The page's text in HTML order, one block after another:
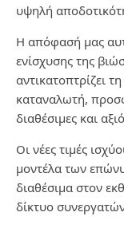
υψηλή
Η απόφασή μας
ενίσχυσης της
αντικατοπτρίζει
καταναλωτή,
διαθέσιμες και
Οι νέες τιμές
μοντέλα των
διαθέσιμα στον
δίκτυο